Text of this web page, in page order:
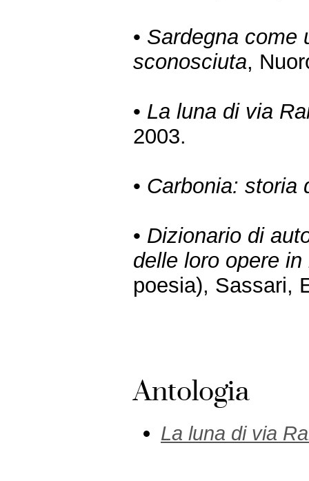
• Sardegna come
sconosciuta,
• La luna di via
2003.
• Carbonia: storia
• Dizionario di
delle loro opere
poesia), Sassari,
Antologia
La luna di via